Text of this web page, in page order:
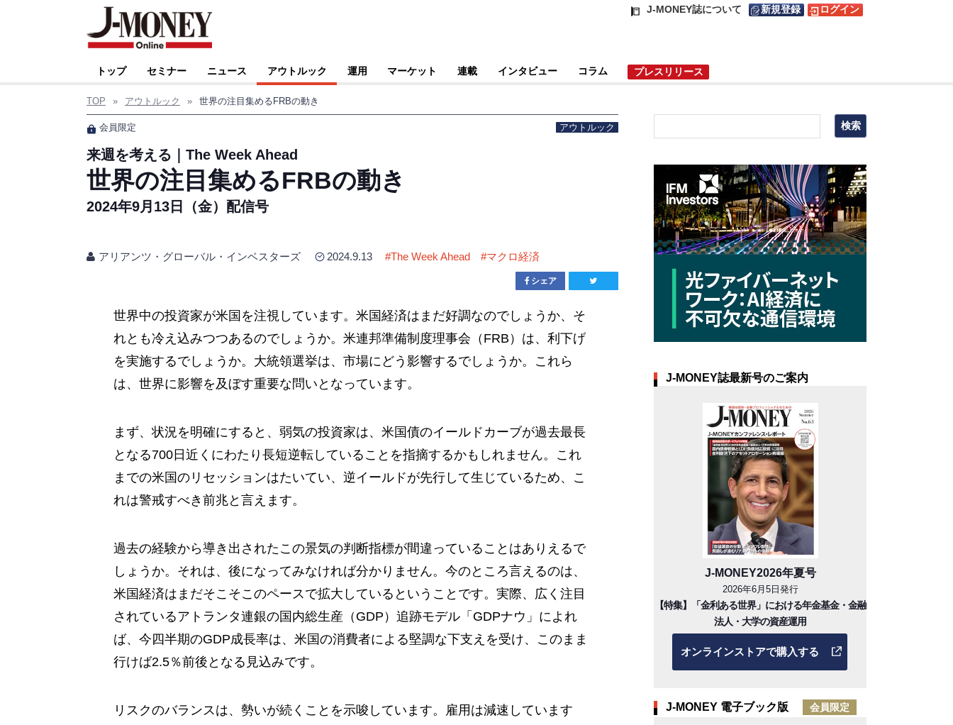
J-MONEY誌について 新規登録 ログイン
トップ セミナー ニュース アウトルック 運用 マーケット 連載 インタビュー コラム プレスリリース
TOP » アウトルック » 世界の注目集めるFRBの動き
会員限定 アウトルック
来週を考える｜The Week Ahead
世界の注目集めるFRBの動き
2024年9月13日（金）配信号
アリアンツ・グローバル・インベスターズ 2024.9.13 #The Week Ahead #マクロ経済
シェア
世界中の投資家が米国を注視しています。米国経済はまだ好調なのでしょうか、そ
れとも冷え込みつつあるのでしょうか。米連邦準備制度理事会（FRB）は、利下げ
を実施するでしょうか。大統領選挙は、市場にどう影響するでしょうか。これら
は、世界に影響を及ぼす重要な問いとなっています。
まず、状況を明確にすると、弱気の投資家は、米国債のイールドカーブが過去最長
となる700日近くにわたり長短逆転していることを指摘するかもしれません。これ
までの米国のリセッションはたいてい、逆イールドが先行して生じているため、こ
れは警戒すべき前兆と言えます。
過去の経験から導き出されたこの景気の判断指標が間違っていることはありえるで
しょうか。それは、後になってみなければ分かりません。今のところ言えるのは、
米国経済はまだそこそこのペースで拡大しているということです。実際、広く注目
されているアトランタ連銀の国内総生産（GDP）追跡モデル「GDPナウ」によれ
ば、今四半期のGDP成長率は、米国の消費者による堅調な下支えを受け、このまま
行けば2.5％前後となる見込みです。
リスクのバランスは、勢いが続くことを示唆しています。雇用は減速しています
J-MONEY誌最新号のご案内
J-MONEY2026年夏号
2026年6月5日発行
【特集】「金利ある世界」における年金基金・金融
法人・大学の資産運用
オンラインストアで購入する
J-MONEY 電子ブック版 会員限定